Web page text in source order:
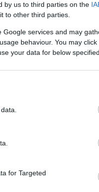
by us to third parties on the
to other third parties.
services and may
behaviour. You may
your data for below
for Targeted
vagy a Tisza
rondított bele a
operatív törzs a
Mi